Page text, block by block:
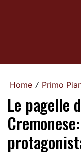
Home / Primo
Le pagelle